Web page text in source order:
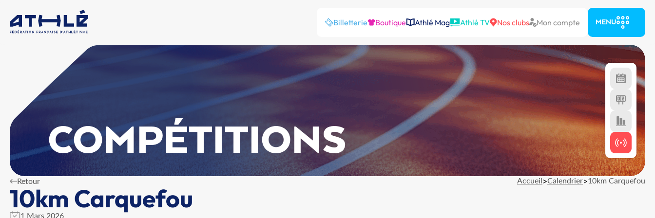
Billetterie Boutique Athlé Mag Athlé TV Nos clubs Mon compte MENU
COMPÉTITIONS
Retour Accueil>Calendrier>10km Carquefou
10km Carquefou
1 Mars 2026